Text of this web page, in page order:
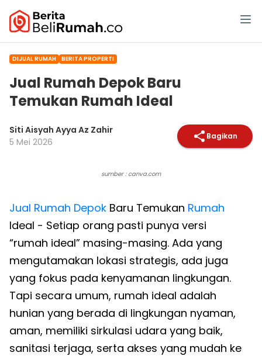
DIJUAL RUMAH BERITA PROPERTI
Jual Rumah Depok Baru
Temukan Rumah Ideal
Siti Aisyah Ayya Az Zahir
5 Mei 2026
Bagikan
sumber : canva.com
Jual Rumah Depok Baru Temukan Rumah
Ideal - Setiap orang pasti punya versi
“rumah ideal” masing-masing. Ada yang
mengutamakan lokasi strategis, ada juga
yang fokus pada kenyamanan lingkungan.
Tapi secara umum, rumah ideal adalah
hunian yang berada di lingkungan nyaman,
aman, memiliki sirkulasi udara yang baik,
sanitasi terjaga, serta akses yang mudah ke